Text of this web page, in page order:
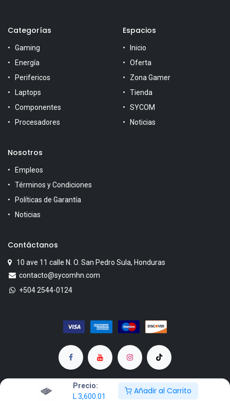
Precio:
L 3,600.01
Añadir al Carrito
Categorías
Gaming
Energía
Perifericos
Laptops
Componentes
Procesadores
Espacios
Inicio
Oferta
Zona Gamer
Tienda
SYCOM
Noticias
Nosotros
Empleos
Términos y Condiciones
Políticas de Garantía
Noticias
Contáctanos
10 ave 11 calle N. O. San Pedro Sula, Honduras
contacto@sycomhn.com
+504 2544-0124